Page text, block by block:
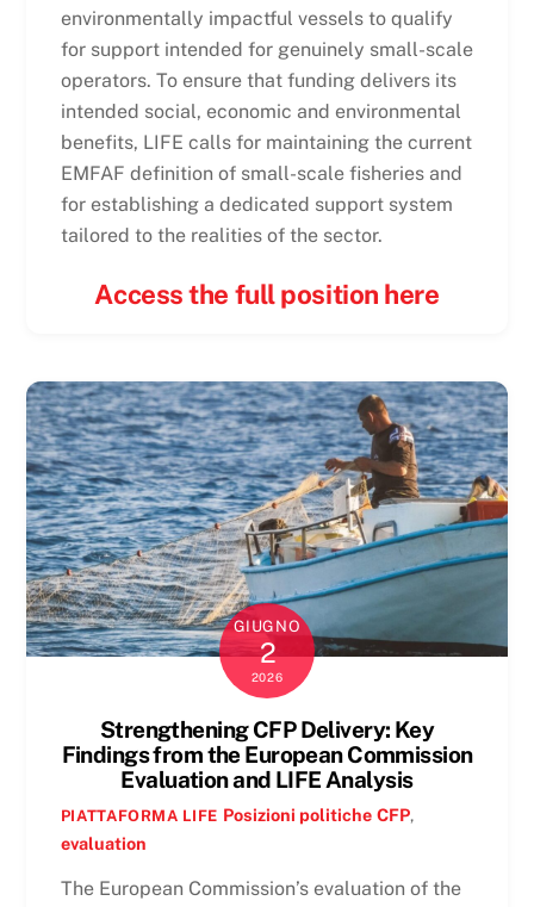
environmentally impactful vessels to qualify
for support intended for genuinely small-scale
operators. To ensure that funding delivers its
intended social, economic and environmental
benefits, LIFE calls for maintaining the current
EMFAF definition of small-scale fisheries and
for establishing a dedicated support system
tailored to the realities of the sector.
Access the full position here
GIUGNO
2
2026
Strengthening CFP Delivery: Key
Findings from the European Commission
Evaluation and LIFE Analysis
PIATTAFORMA LIFE Posizioni politiche CFP,
evaluation
The European Commission’s evaluation of the